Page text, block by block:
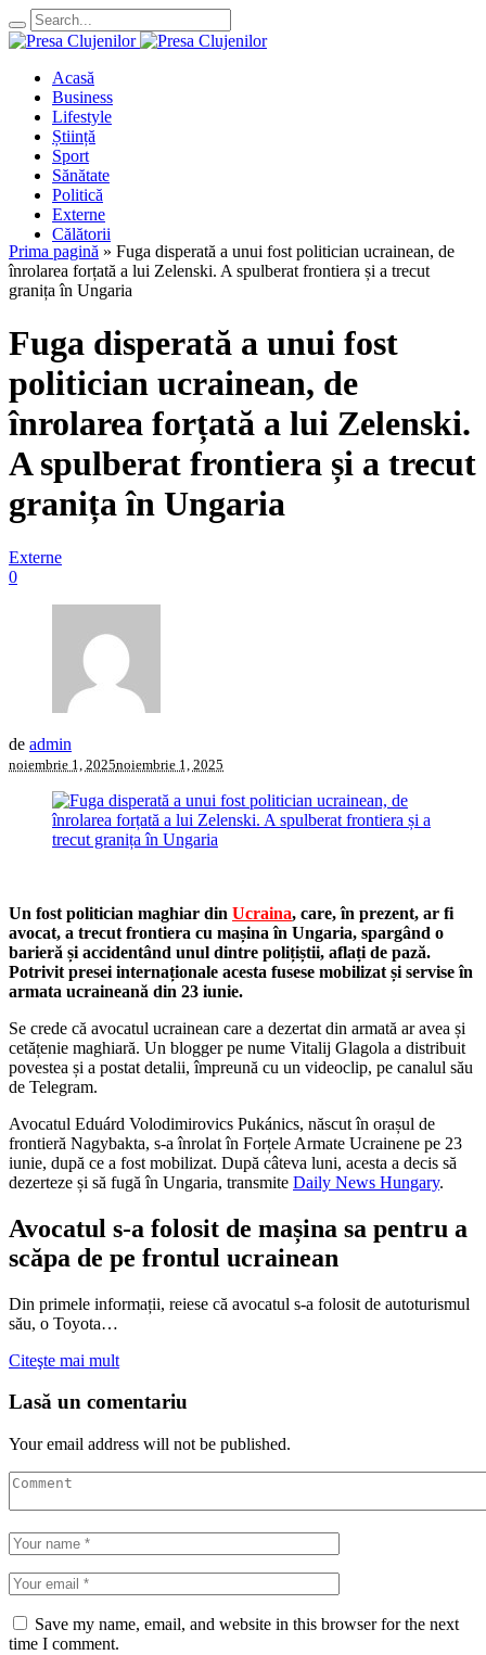
Acasă
Business
Lifestyle
Știință
Sport
Sănătate
Politică
Externe
Călătorii
Prima pagină » Fuga disperată a unui fost politician ucrainean, de
înrolarea forțată a lui Zelenski. A spulberat frontiera și a trecut
granița în Ungaria
Fuga disperată a unui fost
politician ucrainean, de
înrolarea forțată a lui Zelenski.
A spulberat frontiera și a trecut
granița în Ungaria
Externe
0
de admin
noiembrie 1, 2025noiembrie 1, 2025
Un fost politician maghiar din Ucraina, care, în prezent, ar fi
avocat, a trecut frontiera cu mașina în Ungaria, spargând o
barieră și accidentând unul dintre polițiștii, aflați de pază.
Potrivit presei internaționale acesta fusese mobilizat și servise în
armata ucraineană din 23 iunie.
Se crede că avocatul ucrainean care a dezertat din armată ar avea și
cetățenie maghiară. Un blogger pe nume Vitalij Glagola a distribuit
povestea și a postat detalii, împreună cu un videoclip, pe canalul său
de Telegram.
Avocatul Eduárd Volodimirovics Pukánics, născut în orașul de
frontieră Nagybakta, s-a înrolat în Forțele Armate Ucrainene pe 23
iunie, după ce a fost mobilizat. După câteva luni, acesta a decis să
dezerteze și să fugă în Ungaria, transmite Daily News Hungary.
Avocatul s-a folosit de mașina sa pentru a
scăpa de pe frontul ucrainean
Din primele informații, reiese că avocatul s-a folosit de autoturismul
său, o Toyota…
Citeşte mai mult
Lasă un comentariu
Your email address will not be published.
Save my name, email, and website in this browser for the next
time I comment.